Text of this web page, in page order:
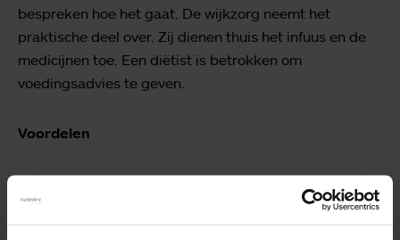
bespreken hoe het gaat. De wijkzorg neemt het
praktische deel over. Zij dienen thuis het infuus en de
medicijnen toe. Een diëtist is betrokken om
voedingsadvies te geven.
Voordelen